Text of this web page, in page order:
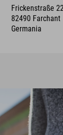
Frickenstraße
82490 Farchant
Germania